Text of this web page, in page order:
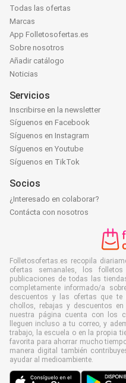
Todas las ofertas
Marcas
App Folletosofertas.es
Sobre nosotros
Añadir catálogo
Noticias
Servicios
Inscribirse en la newsletter
Síguenos en Facebook
Síguenos en Instagram
Síguenos en Youtube
Síguenos en TikTok
Socios
¿Interesado en colaborar?
Contácta con nosotros
Folletosofertas.es recopila
ofertas semanales, los
publicaciones de todas las
completamente informado/a
descuentos y las ofertas que te
chollos, rebajas y descuentos
nuestra página cuenta con los
lleguen incluso a tu correo, y
trabajo, la escuela o en la propia
favorita para ahorrar mucho
manera digital también
ayudar al medioambiente.